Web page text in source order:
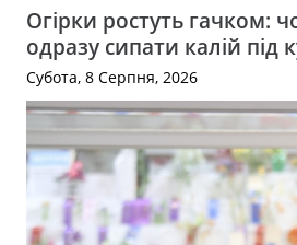
Огірки ростуть гачком:
одразу сипати калій під
Субота, 8 Серпня, 2026